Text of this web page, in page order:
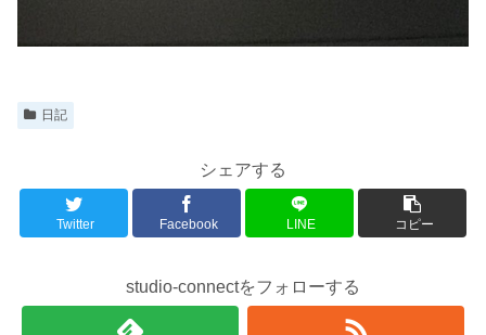
日記
シェアする
Twitter Facebook LINE コピー
studio-connectをフォローする